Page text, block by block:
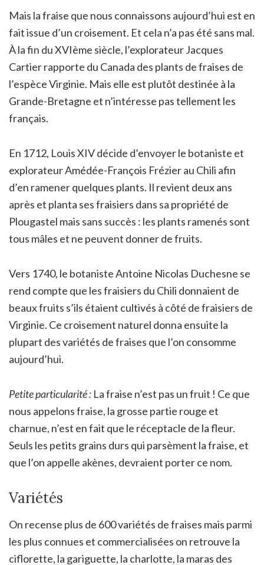
Mais la fraise que nous connaissons aujourd’hui est en
fait issue d’un croisement. Et cela n’a pas été sans mal.
À la fin du XVIème siècle, l’explorateur Jacques
Cartier rapporte du Canada des plants de fraises de
l’espèce Virginie. Mais elle est plutôt destinée à la
Grande-Bretagne et n’intéresse pas tellement les
français.
En 1712, Louis XIV décide d’envoyer le botaniste et
explorateur Amédée-François Frézier au Chili afin
d’en ramener quelques plants. Il revient deux ans
après et planta ses fraisiers dans sa propriété de
Plougastel mais sans succès : les plants ramenés sont
tous mâles et ne peuvent donner de fruits.
Vers 1740, le botaniste Antoine Nicolas Duchesne se
rend compte que les fraisiers du Chili donnaient de
beaux fruits s’ils étaient cultivés à côté de fraisiers de
Virginie. Ce croisement naturel donna ensuite la
plupart des variétés de fraises que l’on consomme
aujourd’hui.
Petite particularité : La fraise n’est pas un fruit ! Ce que
nous appelons fraise, la grosse partie rouge et
charnue, n’est en fait que le réceptacle de la fleur.
Seuls les petits grains durs qui parsèment la fraise, et
que l’on appelle akènes, devraient porter ce nom.
Variétés
On recense plus de 600 variétés de fraises mais parmi
les plus connues et commercialisées on retrouve la
ciflorette, la gariguette, la charlotte, la maras des